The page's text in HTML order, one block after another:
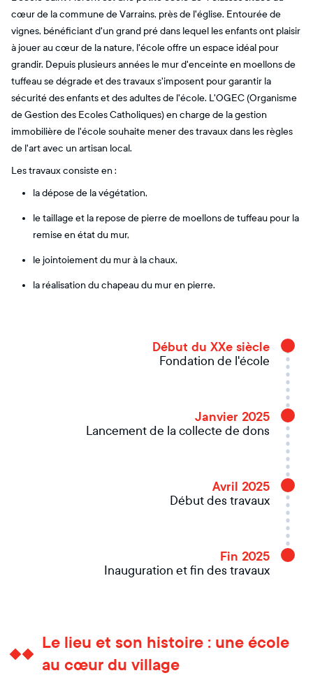
cœur de la commune de Varrains, près de l'église. Entourée de
vignes, bénéficiant d'un grand pré dans lequel les enfants ont plaisir
à jouer au cœur de la nature, l'école offre un espace idéal pour
grandir. Depuis plusieurs années le mur d'enceinte en moellons de
tuffeau se dégrade et des travaux s'imposent pour garantir la
sécurité des enfants et des adultes de l'école. L'OGEC (Organisme
de Gestion des Ecoles Catholiques) en charge de la gestion
immobilière de l'école souhaite mener des travaux dans les règles
de l'art avec un artisan local.
Les travaux consiste en :
la dépose de la végétation,
le taillage et la repose de pierre de moellons de tuffeau pour la
remise en état du mur,
le jointoiement du mur à la chaux,
la réalisation du chapeau du mur en pierre.
Début du XXe siècle
Fondation de l'école
Janvier 2025
Lancement de la collecte de dons
Avril 2025
Début des travaux
Fin 2025
Inauguration et fin des travaux
Le lieu et son histoire : une école
au cœur du village